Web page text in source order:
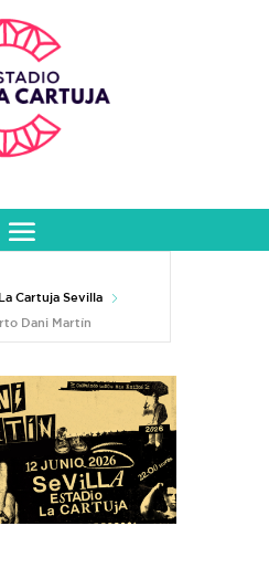
Cartuja Sevilla
Dani Martín